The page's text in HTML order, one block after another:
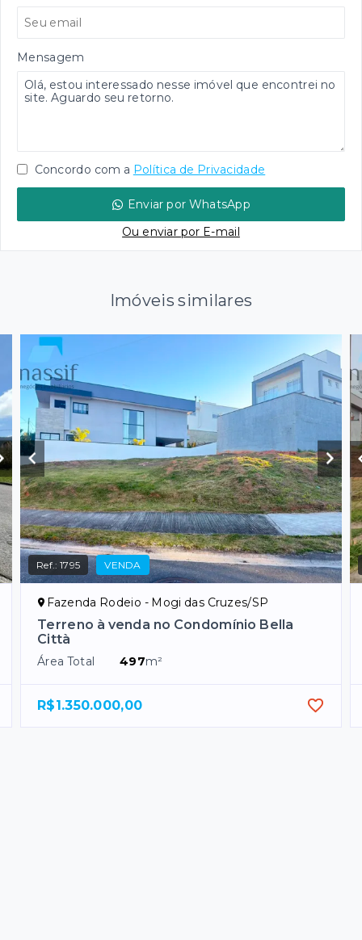
Mensagem
Concordo com a Política de Privacidade
Enviar por WhatsApp
Ou enviar por E-mail
Imóveis similares
Ref.:1795 VENDA
Fazenda Rodeio - Mogi das Cruzes/SP
Terreno à venda no Condomínio Bella
Città
Área Total 497m²
R$1.350.000,00